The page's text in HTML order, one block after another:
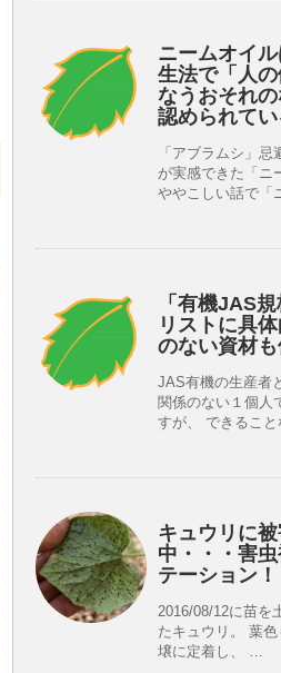
ニームオイ
生法で「人
なうおそれの
認められて
「アブラムシ」忌
が実感できた「ニ
ややこしい話で「
「有機JAS
リストに具
のない資材
JAS有機の生産者
関係のない１個人
すが、 できるこ
キュウリに
中・・・害
テーション！
2016/08/12に苗を
たキュウリ。 葉
壌に定着し、 …